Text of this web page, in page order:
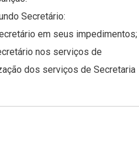
Secretário:
em seus impedimentos;
nos serviços de
dos serviços de Secretaria